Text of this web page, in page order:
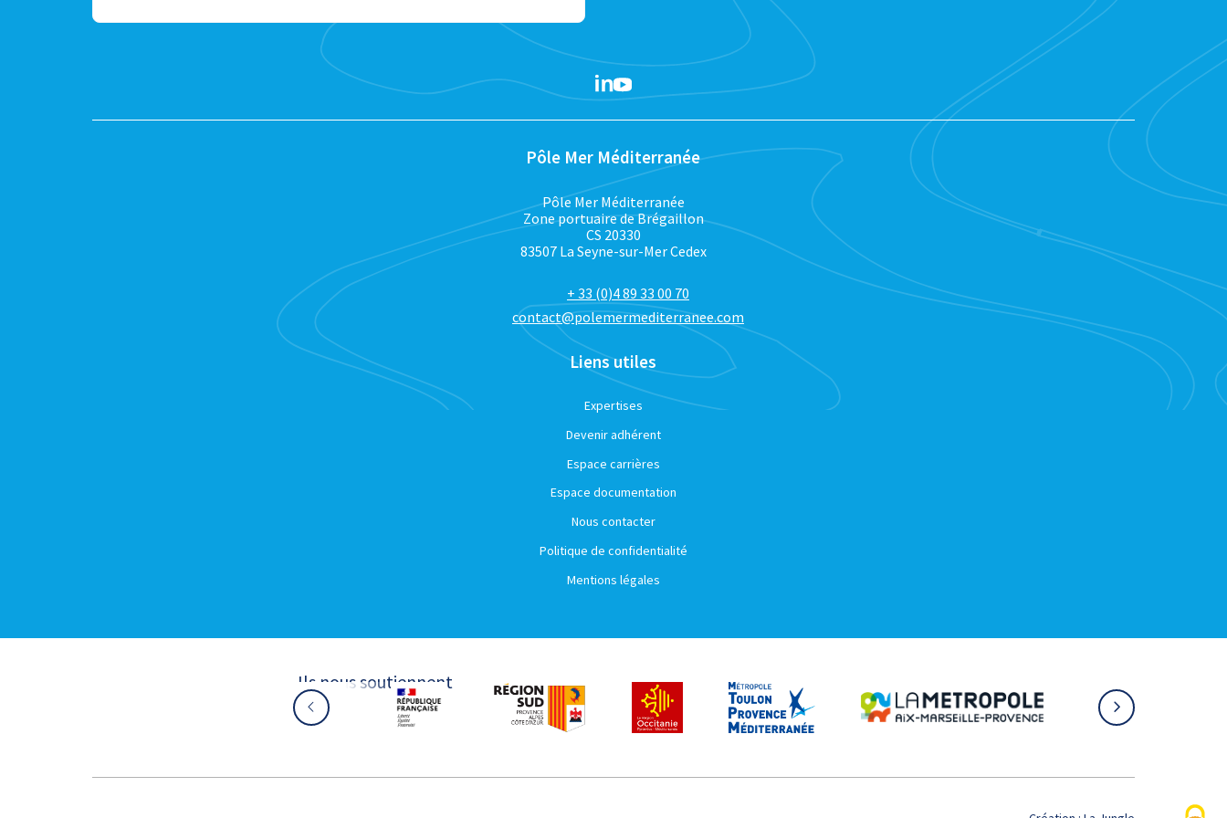
Pôle Mer Méditerranée
Pôle Mer Méditerranée
Zone portuaire de Brégaillon
CS 20330
83507 La Seyne-sur-Mer Cedex
+ 33 (0)4 89 33 00 70
contact@polemermediterranee.com
Liens utiles
Expertises
Devenir adhérent
Espace carrières
Espace documentation
Nous contacter
Politique de confidentialité
Mentions légales
Ils nous soutiennent